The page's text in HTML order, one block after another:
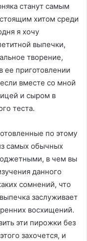
станут самым
хитом среди
я хочу
выпечки,
творение,
ее приготовлении
вместе со мной
и сыром в
теста.
по этому
самых обычных
в чем вы
данного
сомнений, что
заслуживает
восхищений.
эти пирожки без
захочется, и